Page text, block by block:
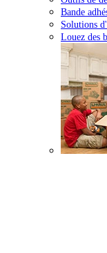
Bande
Solutions
Louez des